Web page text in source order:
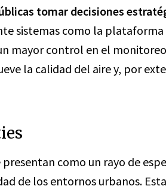
tomar decisiones
sistemas como la plataforma
mayor control en el
la calidad del aire y, por
como un rayo de
de los entornos urbanos.